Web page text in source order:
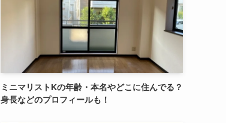
ミニマリストKの年齢・本名やどこに住んでる？
身長などのプロフィールも！